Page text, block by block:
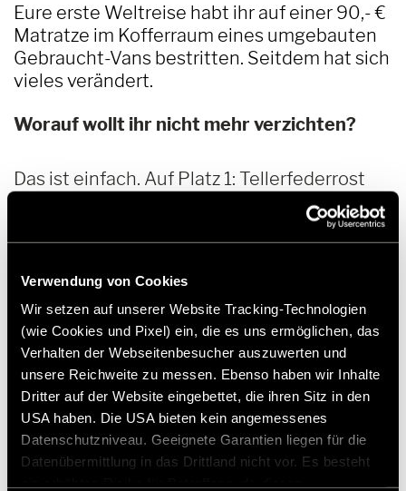
Verwendung von Cookies
Wir setzen auf unserer Website Tracking-Technologien
(wie Cookies und Pixel) ein, die es uns ermöglichen, das
Verhalten der Webseitenbesucher auszuwerten und
unsere Reichweite zu messen. Ebenso haben wir Inhalte
Dritter auf der Website eingebettet, die ihren Sitz in den
USA haben. Die USA bieten kein angemessenes
Datenschutzniveau. Geeignete Garantien liegen für die
Datenübermittlung in das Drittland nicht vor. Es besteht
Eure erste Weltreise habt ihr auf einer 90,- €
Matratze im Kofferraum eines umgebauten
Gebraucht-Vans bestritten. Seitdem hat sich
vieles verändert.
Worauf wollt ihr nicht mehr verzichten?
Das ist einfach. Auf Platz 1: Tellerfederrost
und Kaltschaummatratze. Die stehen einem
guten Hotelbett in nichts nach und sind
mal schlechtes Wetter ist.
Fast ebenso wichtig: die große
Lithiumbatterie. Damit können wir eine
ganze Woche autark sein. Und das trotz dem
vielen Kamera-Equipment, den Rechnern,
Handys und was man als Fotograf sonst noch